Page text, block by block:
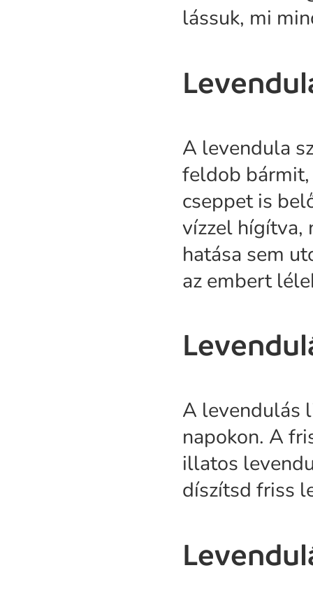
lássuk, mi
A levendula
feldob bármit,
cseppet is
vízzel hígítva,
hatása sem
az embert
A levendulás
napokon. A
illatos
díszítsd friss